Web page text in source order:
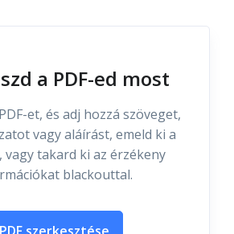
a PDF-ed most
et, és adj hozzá szöveget,
vagy aláírást, emeld ki a
takard ki az érzékeny
blackouttal.